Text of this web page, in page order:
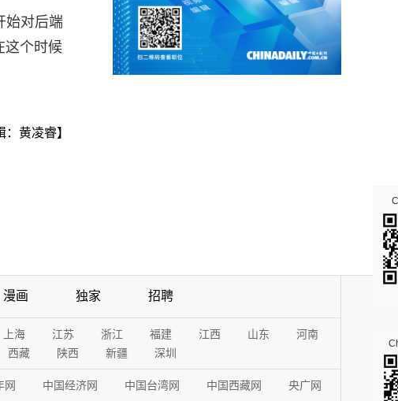
始对后端
这个时候
：黄凌睿】
漫画 独家 招聘
上海 江苏 浙江 福建 江西 山东
河南
西藏 陕西 新疆 深圳
网 中国经济网 中国台湾网 中国西藏网
央广网